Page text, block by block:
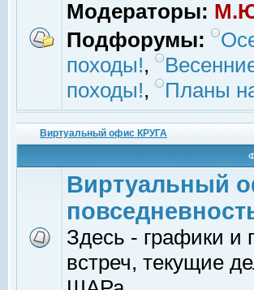
Модераторы:
Подфорумы:
походы!,
походы!, Планы
Виртуальный офис КРУГА
Виртуальный
Здесь - графики и
встреч, текущие